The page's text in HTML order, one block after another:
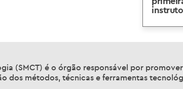
(SMCT) é o órgão responsável por
dos métodos, técnicas e ferramentas